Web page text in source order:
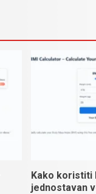
Kako koristiti
jednostavan